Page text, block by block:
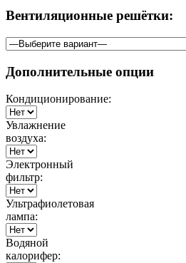
Вентиляционные решётки:
Дополнительные опции
Кондиционирование:
Увлажнение
воздуха:
Электронный
фильтр:
Ультрафиолетовая
лампа:
Водяной
калорифер: